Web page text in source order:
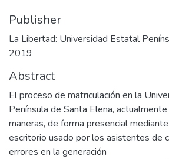
Publisher
La Libertad: Universidad Estatal
2019
Abstract
El proceso de matriculación en la
Península de Santa Elena,
maneras, de forma presencial
escritorio usado por los asistentes de
errores en la generación